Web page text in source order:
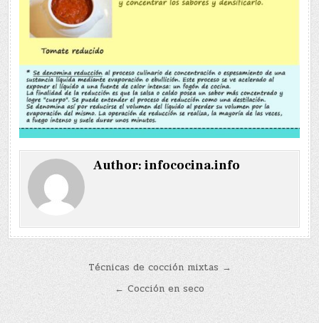
Author:infococina.info
Navegación
entradas
Técnicas de cocción mixtas →
← Cocción en seco